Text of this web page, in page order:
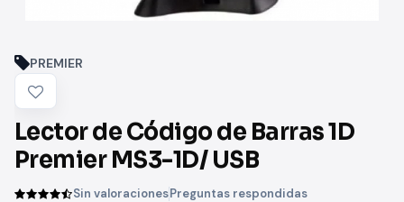
PREMIER
Lector de Código de Barras 1D
Premier MS3-1D/ USB
Sin valoracionesPreguntas respondidas